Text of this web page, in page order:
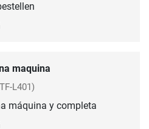
maquina
L401)
máquina y completa